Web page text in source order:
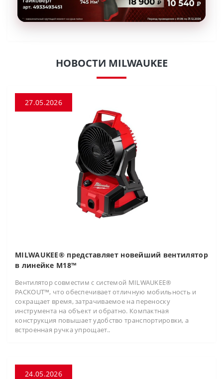
НОВОСТИ MILWAUKEE
27.05.2026
MILWAUKEE® представляет новейший вентилятор
в линейке M18™
Вентилятор совместим с системой MILWAUKEE®
PACKOUT™, что обеспечивает отличную мобильность и
сокращает время, затрачиваемое на переноску
инструмента на объект и обратно. Компактная
конструкция повышает удобство транспортировки, а
встроенная ручка упрощает..
24.05.2026